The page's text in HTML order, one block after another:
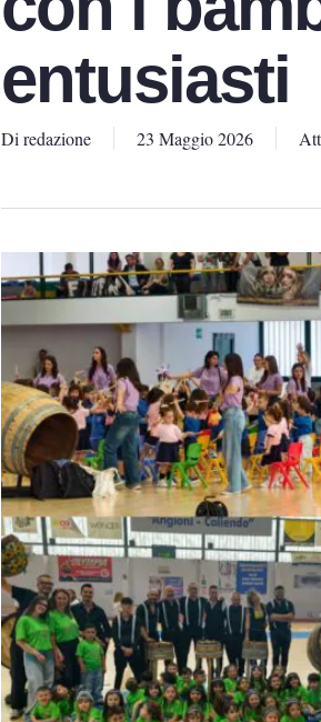
entusiasti
Di redazione 23 Maggio 2026